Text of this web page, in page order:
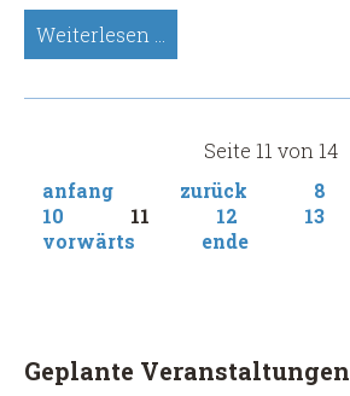
Weiterlesen …
Ziad
Rajab,
Seite 11 von 14
anfang
zurück 8
10
11 12 13
vorwärts
ende
Geplante Veranstaltungen